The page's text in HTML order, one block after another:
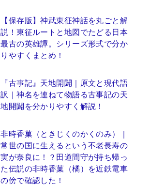
【保存版】神武東征神話を丸ごと解
説！東征ルートと地図でたどる日本
最古の英雄譚。シリーズ形式で分か
りやすくまとめ！
『古事記』天地開闢｜原文と現代語
訳｜神名を連ねて物語る古事記の天
地開闢を分かりやすく解説！
非時香菓（ときじくのかくのみ）｜
常世の国に生えるという不老長寿の
実が奈良に！？田道間守が持ち帰っ
た伝説の非時香菓（橘）を近鉄電車
の傍で確認した！